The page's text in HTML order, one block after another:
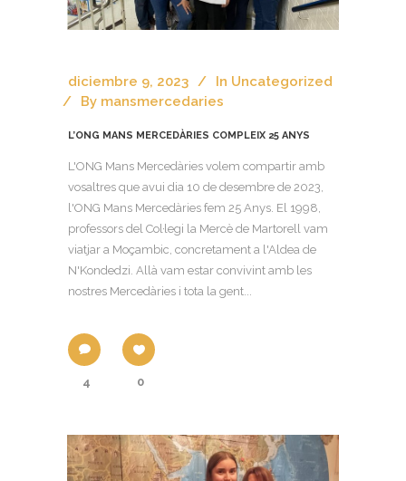
diciembre 9, 2023 In Uncategorized
By mansmercedaries
L’ONG MANS MERCEDÀRIES COMPLEIX 25 ANYS
L'ONG Mans Mercedàries volem compartir amb
vosaltres que avui dia 10 de desembre de 2023,
l'ONG Mans Mercedàries fem 25 Anys. El 1998,
professors del Col·legi la Mercè de Martorell vam
viatjar a Moçambic, concretament a l'Aldea de
N'Kondedzi. Allà vam estar convivint amb les
nostres Mercedàries i tota la gent...
4 0